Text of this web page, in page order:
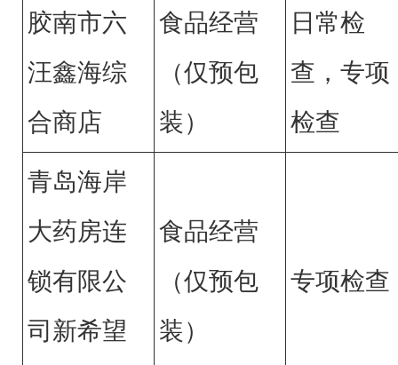
胶南市六
汪鑫海综
合商店
食品经营
（仅预包
装）
日常检
查，专项
检查
青岛海岸
大药房连
锁有限公
司新希望
食品经营
（仅预包
装）
专项检查